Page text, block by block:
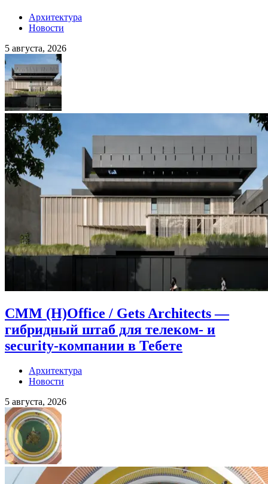
Архитектура
Новости
5 августа, 2026
CMM (H)Office / Gets Architects —
гибридный штаб для телеком- и
security-компании в Тебете
Архитектура
Новости
5 августа, 2026